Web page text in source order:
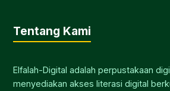
Tentang Kami
Elfalah-Digital adalah perpustakaan
menyediakan akses literasi digital